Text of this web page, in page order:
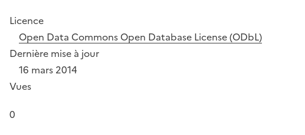
Licence
Open Data Commons Open Database License (ODbL)
Dernière mise à jour
16 mars 2014
Vues
0